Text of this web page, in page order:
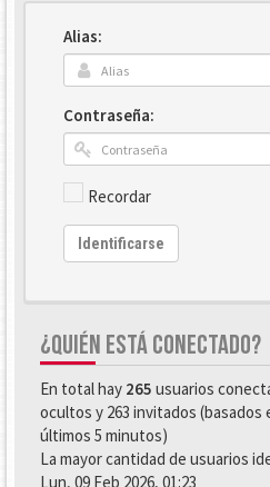
Alias:
Contraseña:
Recordar
Identificarse
¿QUIÉN ESTÁ CONECTADO?
En total hay 265 usuarios
ocultos y 263 invitados (basados
últimos 5 minutos)
La mayor cantidad de usuarios
Lun, 09 Feb 2026, 01:23